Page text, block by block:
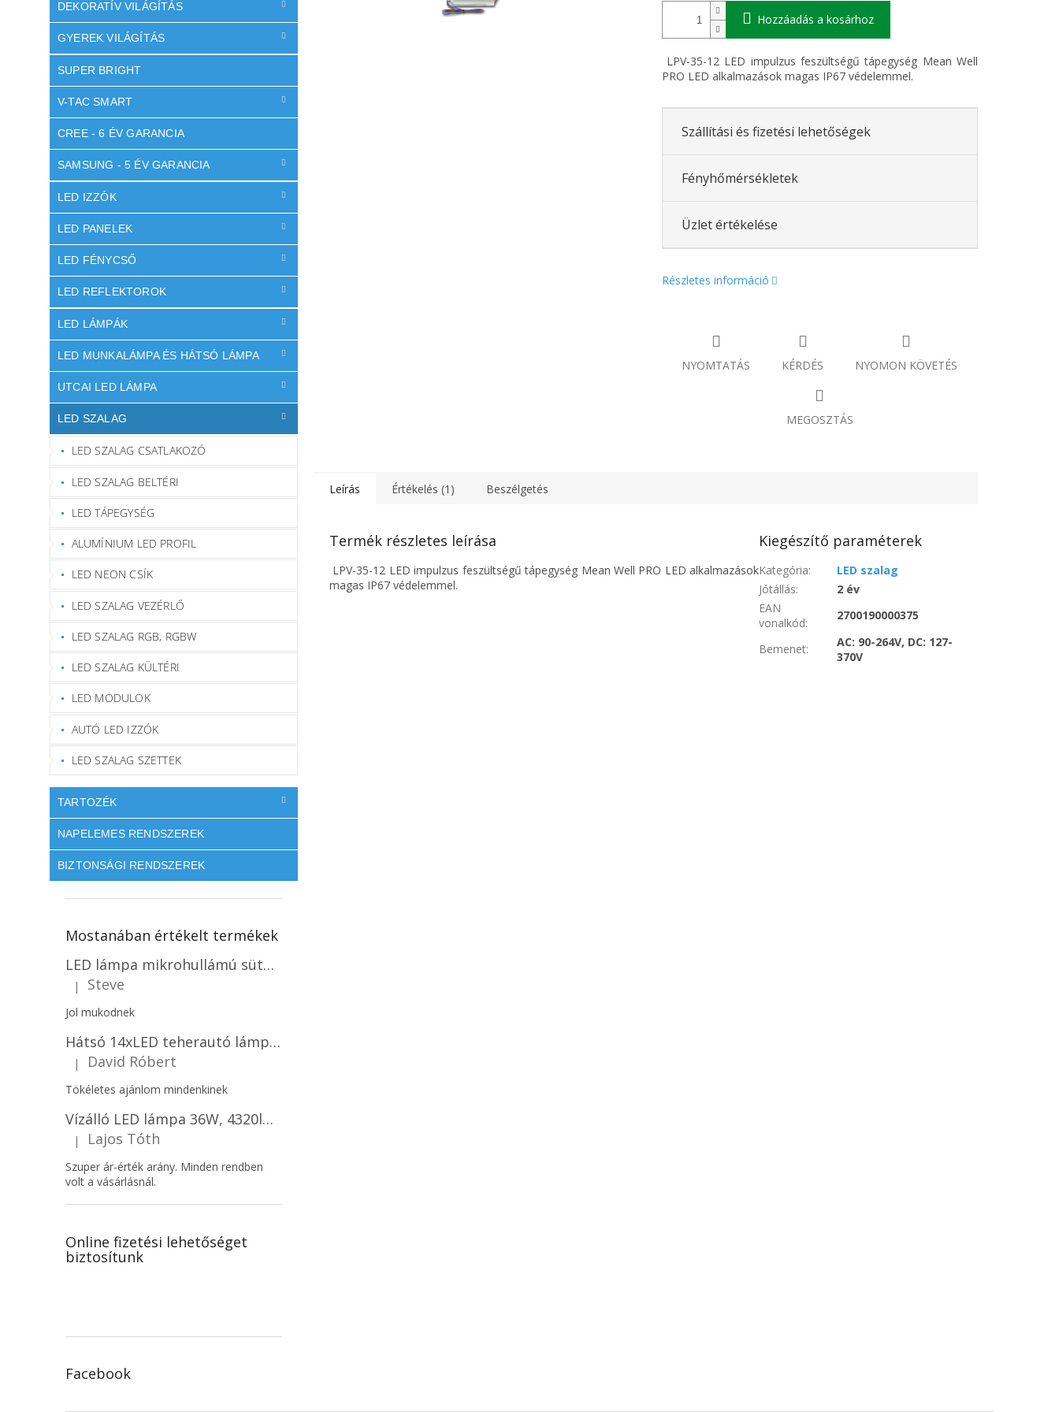
DEKORATÍV VILÁGÍTÁS
GYEREK VILÁGÍTÁS
SUPER BRIGHT
V-TAC SMART
CREE - 6 ÉV GARANCIA
SAMSUNG - 5 ÉV GARANCIA
LED IZZÓK
LED PANELEK
LED FÉNYCSŐ
LED REFLEKTOROK
LED LÁMPÁK
LED MUNKALÁMPA ÉS HÁTSÓ LÁMPA
UTCAI LED LÁMPA
LED SZALAG
LED SZALAG CSATLAKOZÓ
LED SZALAG BELTÉRI
LED TÁPEGYSÉG
ALUMÍNIUM LED PROFIL
LED NEON CSÍK
LED SZALAG VEZÉRLŐ
LED SZALAG RGB, RGBW
LED SZALAG KÜLTÉRI
LED MODULOK
AUTÓ LED IZZÓK
LED SZALAG SZETTEK
TARTOZÉK
NAPELEMES RENDSZEREK
BIZTONSÁGI RENDSZEREK
Mostanában értékelt termékek
LED lámpa mikrohullámú sütővel és fényérzékelővel 18W, 1830lm, IP44, 4000K, kerek, fehér keret/2-PACK!
A termék értékelése 5-ből 5 csillag.
| Steve
Jol mukodnek
Hátsó 14xLED teherautó lámpa, 12V, bal vagy jobb oldali vagy jobb oldali/2-PACK! [L1070-BL]
A termék értékelése 5-ből 5 csillag.
| David Róbert
Tökéletes ajánlom mindenkinek
Vízálló LED lámpa 36W, 4320lm (120lm/W), IP65, 120cm, 5+7 gratis!
A termék értékelése 5-ből 5 csillag.
| Lajos Tóth
Szuper ár-érték arány. Minden rendben
volt a vásárlásnál.
Online fizetési lehetőséget
biztosítunk
Facebook
Hozzáadás a kosárhoz
LPV-35-12 LED impulzus feszültségű tápegység Mean Well
PRO LED alkalmazások magas IP67 védelemmel.
Szállítási és fizetési lehetőségek
Fényhőmérsékletek
Üzlet értékelése
Részletes információ
NYOMTATÁS KÉRDÉS NYOMON KÖVETÉS
MEGOSZTÁS
Leírás Értékelés (1) Beszélgetés
Termék részletes leírása
LPV-35-12 LED impulzus feszültségű tápegység Mean Well PRO LED alkalmazások
magas IP67 védelemmel.
Kiegészítő paraméterek
Kategória:
LED szalag
Jótállás:
2 év
EAN
vonalkód:
2700190000375
Bemenet:
AC: 90-264V, DC: 127-
370V